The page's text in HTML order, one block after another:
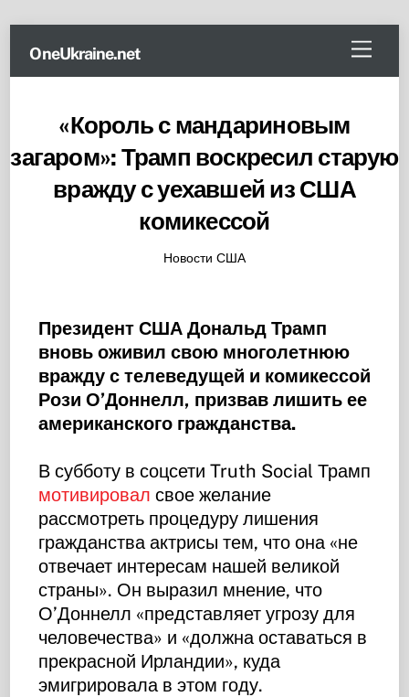
content
Menu
OneUkraine.net
«Король с мандариновым
загаром»: Трамп воскресил старую
вражду с уехавшей из США
комикессой
Новости США
Президент США Дональд Трамп
вновь оживил свою многолетнюю
вражду с телеведущей и комикессой
Рози О’Доннелл, призвав лишить ее
американского гражданства.
В субботу в соцсети Truth Social Трамп
мотивировал свое желание
рассмотреть процедуру лишения
гражданства актрисы тем, что она «не
отвечает интересам нашей великой
страны». Он выразил мнение, что
О’Доннелл «представляет угрозу для
человечества» и «должна оставаться в
прекрасной Ирландии», куда
эмигрировала в этом году.